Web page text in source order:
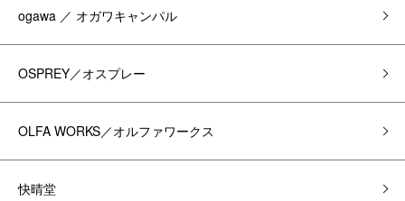
ogawa ／ オガワキャンパル
OSPREY／オスプレー
OLFA WORKS／オルファワークス
快晴堂